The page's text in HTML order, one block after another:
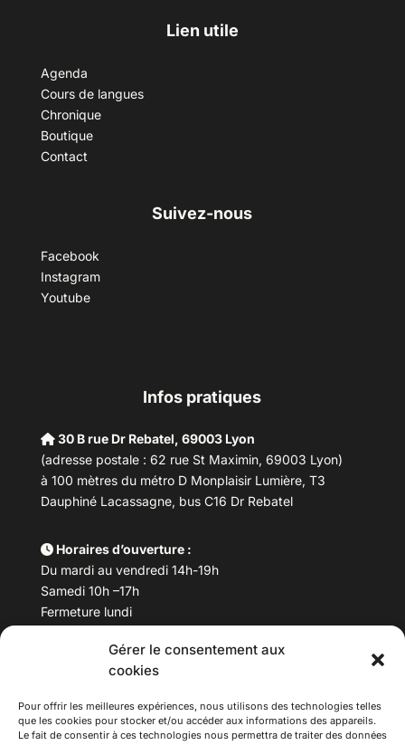
Gérer le consentement aux
cookies
Pour offrir les meilleures expériences, nous utilisons des technologies telles
que les cookies pour stocker et/ou accéder aux informations des appareils.
Le fait de consentir à ces technologies nous permettra de traiter des données
Lien utile
Agenda
Cours de langues
Chronique
Boutique
Contact
Suivez-nous
Facebook
Instagram
Youtube
Infos pratiques
30 B rue Dr Rebatel, 69003 Lyon
(adresse postale : 62 rue St Maximin, 69003 Lyon)
à 100 mètres du métro D Monplaisir Lumière, T3
Dauphiné Lacassagne, bus C16 Dr Rebatel
Horaires d’ouverture :
Du mardi au vendredi 14h-19h
Samedi 10h –17h
Fermeture lundi
Téléphone : 04 78 53 06 40
maisondesculturesasiatiques@asiexpo.com